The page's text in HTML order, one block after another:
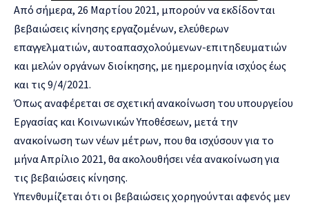
Από σήμερα, 26 Μαρτίου 2021, μπορούν να εκδίδονται
βεβαιώσεις κίνησης εργαζομένων, ελεύθερων
επαγγελματιών, αυτοαπασχολούμενων-επιτηδευματιών
και μελών οργάνων διοίκησης, με ημερομηνία ισχύος έως
και τις 9/4/2021.
Όπως αναφέρεται σε σχετική ανακοίνωση του υπουργείου
Εργασίας και Κοινωνικών Υποθέσεων, μετά την
ανακοίνωση των νέων μέτρων, που θα ισχύσουν για το
μήνα Απρίλιο 2021, θα ακολουθήσει νέα ανακοίνωση για
τις βεβαιώσεις κίνησης.
Υπενθυμίζεται ότι οι βεβαιώσεις χορηγούνται αφενός μεν